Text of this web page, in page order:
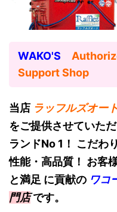
WAKO'S
Support Shop
当店 ラッフルズオート
をご提供させていた
ランドNo 1！ こだわ
性能・高品質！ お客
と満足 に貢献の ワコ
門店です。